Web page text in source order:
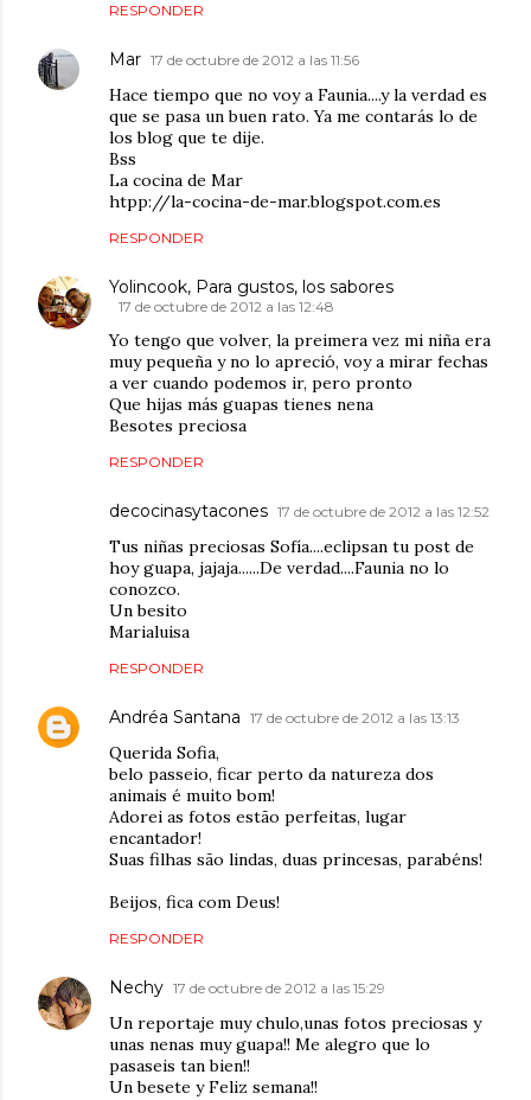
RESPONDER
Mar 17 de octubre de 2012 a las 11:56
Hace tiempo que no voy a Faunia....y la verdad es
que se pasa un buen rato. Ya me contarás lo de
los blog que te dije.
Bss
La cocina de Mar
htpp://la-cocina-de-mar.blogspot.com.es
RESPONDER
Yolincook, Para gustos, los sabores
17 de octubre de 2012 a las 12:48
Yo tengo que volver, la preimera vez mi niña era
muy pequeña y no lo apreció, voy a mirar fechas
a ver cuando podemos ir, pero pronto
Que hijas más guapas tienes nena
Besotes preciosa
RESPONDER
decocinasytacones 17 de octubre de 2012 a las 12:52
Tus niñas preciosas Sofía....eclipsan tu post de
hoy guapa, jajaja......De verdad....Faunia no lo
conozco.
Un besito
Marialuisa
RESPONDER
Andréa Santana 17 de octubre de 2012 a las 13:13
Querida Sofia,
belo passeio, ficar perto da natureza dos
animais é muito bom!
Adorei as fotos estão perfeitas, lugar
encantador!
Suas filhas são lindas, duas princesas, parabéns!
Beijos, fica com Deus!
RESPONDER
Nechy 17 de octubre de 2012 a las 15:29
Un reportaje muy chulo,unas fotos preciosas y
unas nenas muy guapa!! Me alegro que lo
pasaseis tan bien!!
Un besete y Feliz semana!!